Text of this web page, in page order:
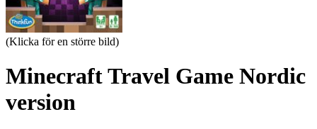
(Klicka för en större bild)
Minecraft Travel Game Nordic
version